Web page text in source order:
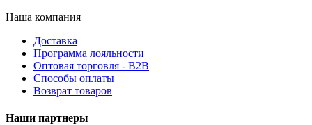
Наша компания
Доставка
Программа лояльности
Оптовая торговля - B2B
Способы оплаты
Возврат товаров
Наши партнеры